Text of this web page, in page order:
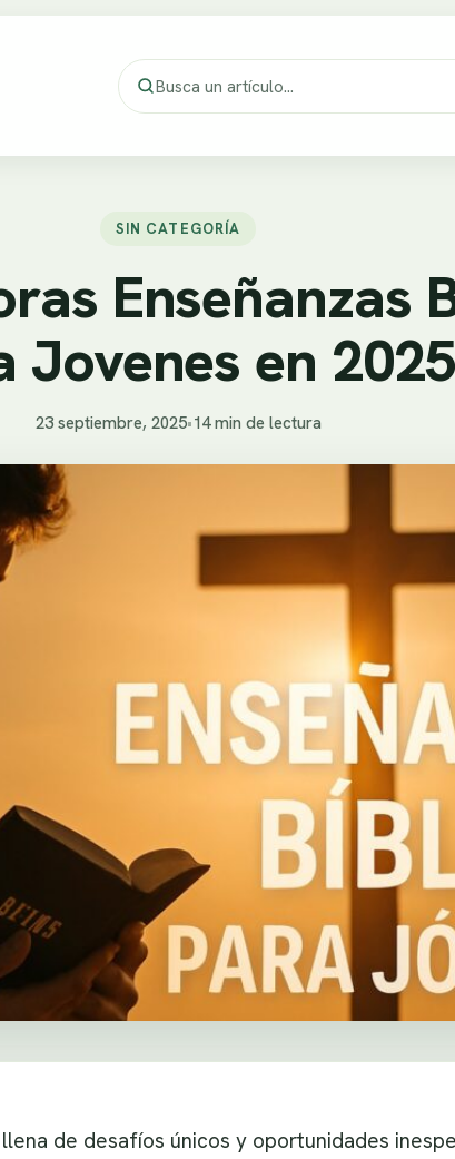
SIN CATEGORÍA
Enseñanzas
Jovenes en 2025
23 septiembre, 2025•14 min de lectura
de desafíos únicos y oportunidades